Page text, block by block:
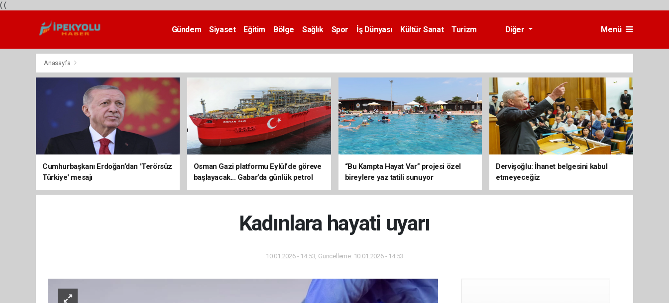
( (
Gündem Siyaset Eğitim Bölge Sağlık Spor İş Dünyası Kültür Sanat
Turizm
Diğer Menü
Anasayfa
Cumhurbaşkanı Erdoğan’dan 'Terörsüz
Türkiye' mesajı
Osman Gazi platformu Eylül'de göreve
başlayacak... Gabar’da günlük petrol
üretimi 83 bin 200 varile ulaştı
“Bu Kampta Hayat Var” projesi özel
bireylere yaz tatili sunuyor
Dervişoğlu: İhanet belgesini kabul
etmeyeceğiz
Kadınlara hayati uyarı
10.01.2026 - 14:53, Güncelleme: 10.01.2026 - 14:53